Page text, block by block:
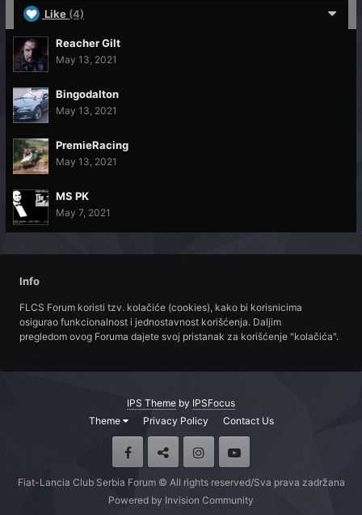
Like (4)
Reacher Gilt
May 13, 2021
Bingodalton
May 13, 2021
PremieRacing
May 13, 2021
MS PK
May 7, 2021
Info
FLCS Forum koristi tzv. kolačiće (cookies), kako bi korisnicima
osigurao funkcionalnost i jednostavnost korišćenja. Daljim
pregledom ovog Foruma dajete svoj pristanak za korišćenje "kolačića".
IPS Theme by IPSFocus
Theme
Privacy Policy Contact Us
Fiat-Lancia Club Serbia Forum © All rights reserved/Sva prava zadržana
Powered by Invision Community